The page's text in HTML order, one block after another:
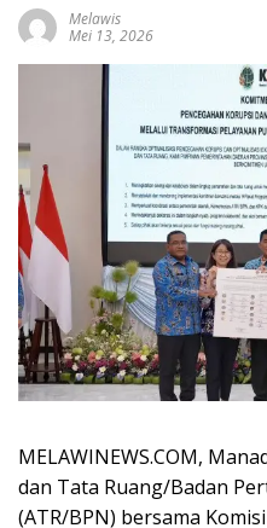
Melawis
Mei 13, 2026
MELAWINEWS.COM,
dan Tata Ruang/Badan
(ATR/BPN) bersama